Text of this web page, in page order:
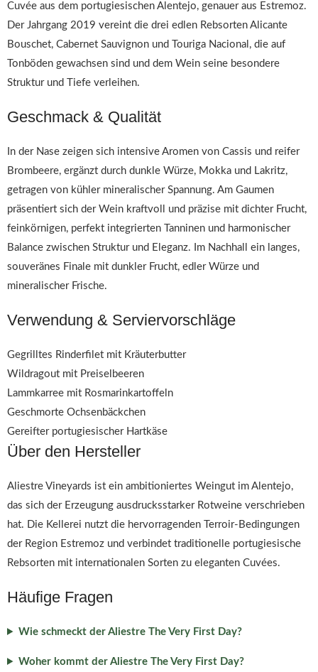
Cuvée aus dem portugiesischen Alentejo, genauer aus Estremoz.
Der Jahrgang 2019 vereint die drei edlen Rebsorten Alicante
Bouschet, Cabernet Sauvignon und Touriga Nacional, die auf
Tonböden gewachsen sind und dem Wein seine besondere
Struktur und Tiefe verleihen.
Geschmack & Qualität
In der Nase zeigen sich intensive Aromen von Cassis und reifer
Brombeere, ergänzt durch dunkle Würze, Mokka und Lakritz,
getragen von kühler mineralischer Spannung. Am Gaumen
präsentiert sich der Wein kraftvoll und präzise mit dichter Frucht,
feinkörnigen, perfekt integrierten Tanninen und harmonischer
Balance zwischen Struktur und Eleganz. Im Nachhall ein langes,
souveränes Finale mit dunkler Frucht, edler Würze und
mineralischer Frische.
Verwendung & Serviervorschläge
Gegrilltes Rinderfilet mit Kräuterbutter
Wildragout mit Preiselbeeren
Lammkarree mit Rosmarinkartoffeln
Geschmorte Ochsenbäckchen
Gereifter portugiesischer Hartkäse
Über den Hersteller
Aliestre Vineyards ist ein ambitioniertes Weingut im Alentejo,
das sich der Erzeugung ausdrucksstarker Rotweine verschrieben
hat. Die Kellerei nutzt die hervorragenden Terroir-Bedingungen
der Region Estremoz und verbindet traditionelle portugiesische
Rebsorten mit internationalen Sorten zu eleganten Cuvées.
Häufige Fragen
Wie schmeckt der Aliestre The Very First Day?
Woher kommt der Aliestre The Very First Day?